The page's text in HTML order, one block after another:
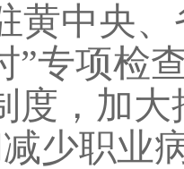
黄中央
”专项检
度，加
少职业